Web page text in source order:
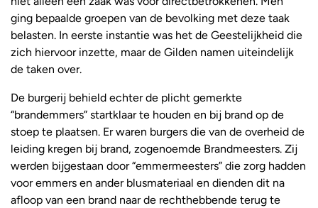
ging bepaalde groepen van de bevolking met deze taak
belasten. In eerste instantie was het de Geestelijkheid die
zich hiervoor inzette, maar de Gilden namen uiteindelijk
de taken over.
De burgerij behield echter de plicht gemerkte
“brandemmers” startklaar te houden en bij brand op de
stoep te plaatsen. Er waren burgers die van de overheid de
leiding kregen bij brand, zogenoemde Brandmeesters. Zij
werden bijgestaan door “emmermeesters” die zorg hadden
voor emmers en ander blusmateriaal en dienden dit na
afloop van een brand naar de rechthebbende terug te